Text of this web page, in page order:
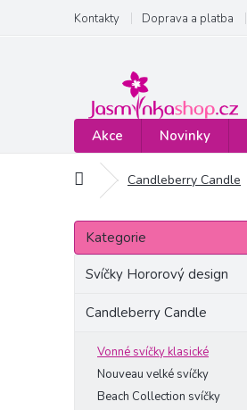
obsah
Kontakty Doprava a platba
Akce Novinky
Domů Candleberry Candle
P
s
Přeskočit
kategorie
Kategorie
Svíčky Hororový design
Candleberry Candle
Vonné svíčky klasické
Nouveau velké svíčky
Beach Collection svíčky